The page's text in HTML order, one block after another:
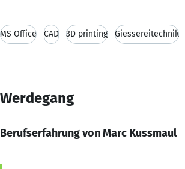
MS Office CAD 3D printing Giessereitechnik
Werdegang
Berufserfahrung von Marc Kussmaul